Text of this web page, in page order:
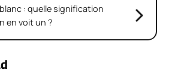
: quelle signification
en voit un ?